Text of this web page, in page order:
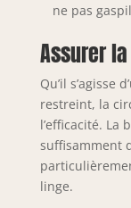
ne pas
Assurer
Qu’il s’agisse
restreint, la
l’efficacité. La
suffisamment
linge.